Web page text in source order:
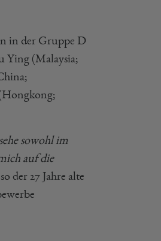
in der Gruppe D
Ying (Malaysia;
sowohl im
auf die
so der 27 Jahre alte